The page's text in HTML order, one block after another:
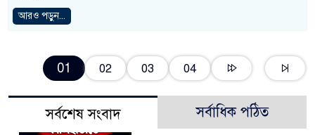
আরও পড়ুন...
01 02 03 04
সর্বশেষ সংবাদ সর্বাধিক পঠিত